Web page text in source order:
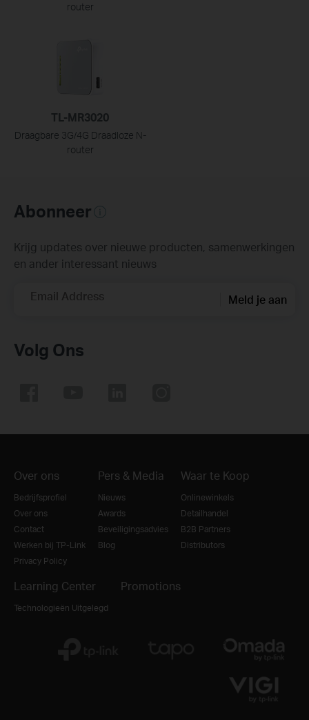
router
TL-MR3020
Draagbare 3G/4G Draadloze N-
router
Abonneer
Krijg updates over nieuwe producten, samenwerkingen
en ander interessant nieuws
Email Address Meld je aan
Volg Ons
Over ons
Bedrijfsprofiel
Over ons
Contact
Werken bij TP-Link
Privacy Policy
Pers & Media
Nieuws
Awards
Beveiligingsadvies
Blog
Waar te Koop
Onlinewinkels
Detailhandel
B2B Partners
Distributors
Learning Center
Technologieën Uitgelegd
Promotions